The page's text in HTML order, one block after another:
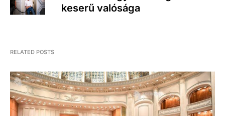
keserű valósága
RELATED POSTS